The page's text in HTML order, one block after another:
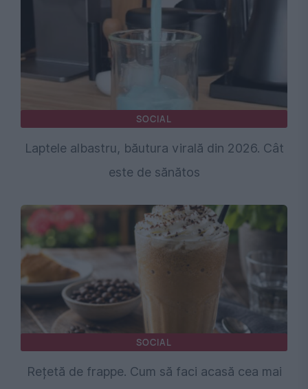
SOCIAL
Laptele albastru, băutura virală din 2026. Cât
este de sănătos
SOCIAL
Rețetă de frappe. Cum să faci acasă cea mai